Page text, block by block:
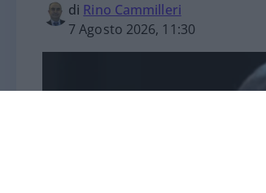
di Rino Cammilleri
7 Agosto 2026, 11:30